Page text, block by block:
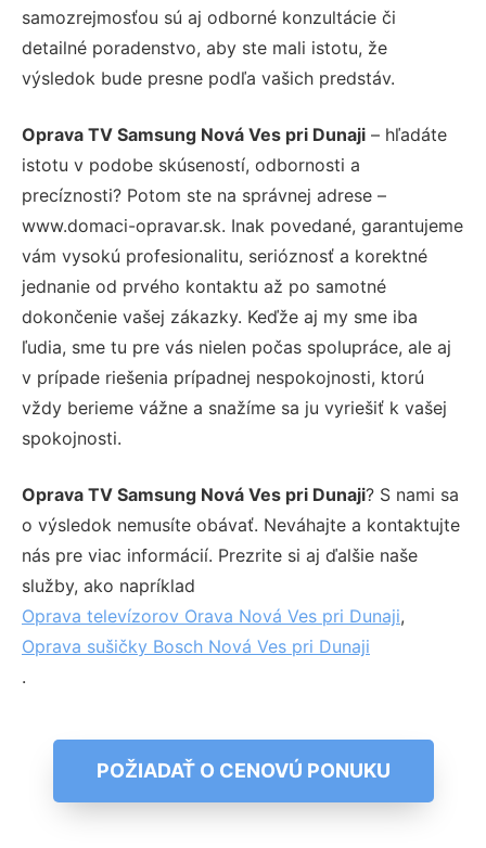
samozrejmosťou sú aj odborné konzultácie či
detailné poradenstvo, aby ste mali istotu, že
výsledok bude presne podľa vašich predstáv.
Oprava TV Samsung Nová Ves pri Dunaji – hľadáte
istotu v podobe skúseností, odbornosti a
precíznosti? Potom ste na správnej adrese –
www.domaci-opravar.sk. Inak povedané, garantujeme
vám vysokú profesionalitu, serióznosť a korektné
jednanie od prvého kontaktu až po samotné
dokončenie vašej zákazky. Keďže aj my sme iba
ľudia, sme tu pre vás nielen počas spolupráce, ale aj
v prípade riešenia prípadnej nespokojnosti, ktorú
vždy berieme vážne a snažíme sa ju vyriešiť k vašej
spokojnosti.
Oprava TV Samsung Nová Ves pri Dunaji? S nami sa
o výsledok nemusíte obávať. Neváhajte a kontaktujte
nás pre viac informácií. Prezrite si aj ďalšie naše
služby, ako napríklad
Oprava televízorov Orava Nová Ves pri Dunaji,
Oprava sušičky Bosch Nová Ves pri Dunaji
.
POŽIADAŤ O CENOVÚ PONUKU